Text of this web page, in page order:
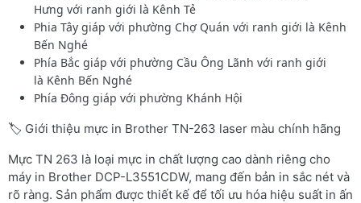
Hưng với ranh giới là Kênh Tẻ
Phia Tây giáp với phường Chợ Quán với ranh giới là Kênh
Bến Nghé
Phía Bắc giáp với phường Cầu Ông Lãnh với ranh giới
là Kênh Bến Nghé
Phía Đông giáp với phường Khánh Hội
🏷️ Giới thiệu mực in Brother TN-263 laser màu chính hãng
Mực TN 263 là loại mực in chất lượng cao dành riêng cho
máy in Brother DCP-L3551CDW, mang đến bản in sắc nét và
rõ ràng. Sản phẩm được thiết kế để tối ưu hóa hiệu suất in ấn